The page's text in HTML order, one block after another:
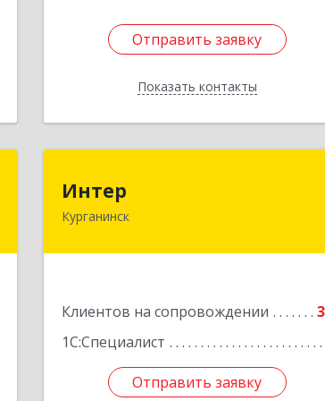
Отправить заявку
Показать контакты
Отправить заявку
Назад
Интер
Курганинск
Клиентов на сопровождении
1С:Специалист
Отправить заявку
352430, Краснодарский край,
Отправить заявку